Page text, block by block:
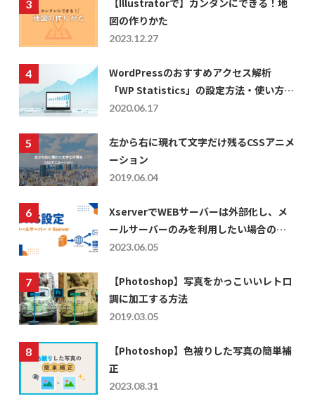
【Illustratorで】カンタンにできる！地
図の作りかた
2023.12.27
WordPressのおすすめアクセス解析
「WP Statistics」の設定方法・使い方に
ついて
2020.06.17
左から右に現れて文字だけ残るCSSアニメ
ーション
2019.06.04
XserverでWEBサーバーは外部化し、メ
ールサーバーのみを利用したい場合の
DNS設定
2023.06.05
【Photoshop】写真をかっこいいレトロ
調に加工する方法
2019.03.05
【Photoshop】色被りした写真の簡単補
正
2023.08.31